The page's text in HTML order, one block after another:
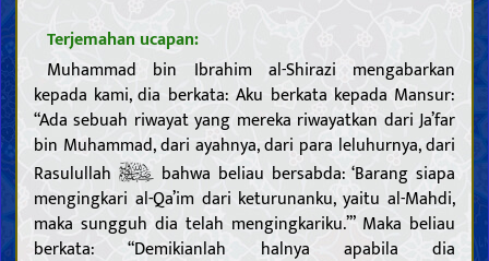
Terjemahan ucapan:
Muhammad bin Ibrahim al-Shirazi mengabarkan
kepada kami, dia berkata: Aku berkata kepada Mansur:
“Ada sebuah riwayat yang mereka riwayatkan dari Ja’far
bin Muhammad, dari ayahnya, dari para leluhurnya, dari
Rasulullah
bahwa beliau bersabda: ‘Barang siapa
mengingkari al-Qa’im dari keturunanku, yaitu al-Mahdi,
maka sungguh dia telah mengingkariku.’” Maka beliau
berkata: “Demikianlah halnya apabila dia